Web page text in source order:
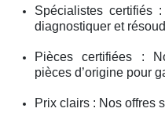
Spécialistes certifiés
diagnostiquer et
Pièces certifiées :
pièces d’origine pour
Prix clairs : Nos offres